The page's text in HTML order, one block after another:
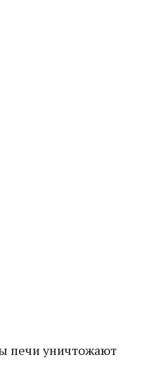
печи уничтожают